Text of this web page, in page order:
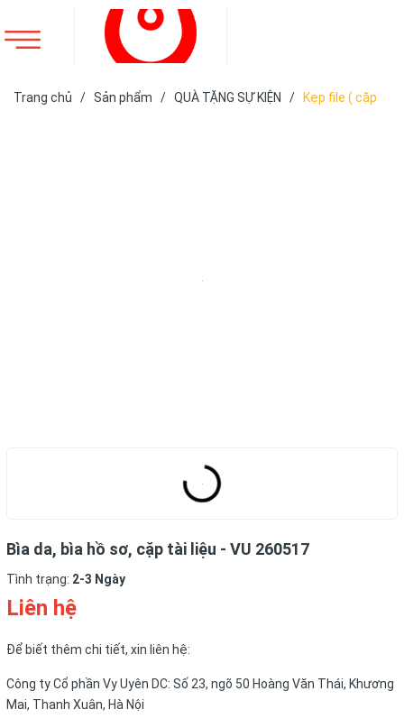
Trang chủ / Sản phẩm / QUÀ TẶNG SỰ KIỆN /
Kẹp file ( cặp
Bìa da, bìa hồ sơ, cặp tài liệu - VU 260517
Tình trạng: 2-3 Ngày
Liên hệ
Để biết thêm chi tiết, xin liên hệ:
Công ty Cổ phần Vy Uyên DC: Số 23, ngõ 50 Hoàng Văn Thái, Khương
Mai, Thanh Xuân, Hà Nội